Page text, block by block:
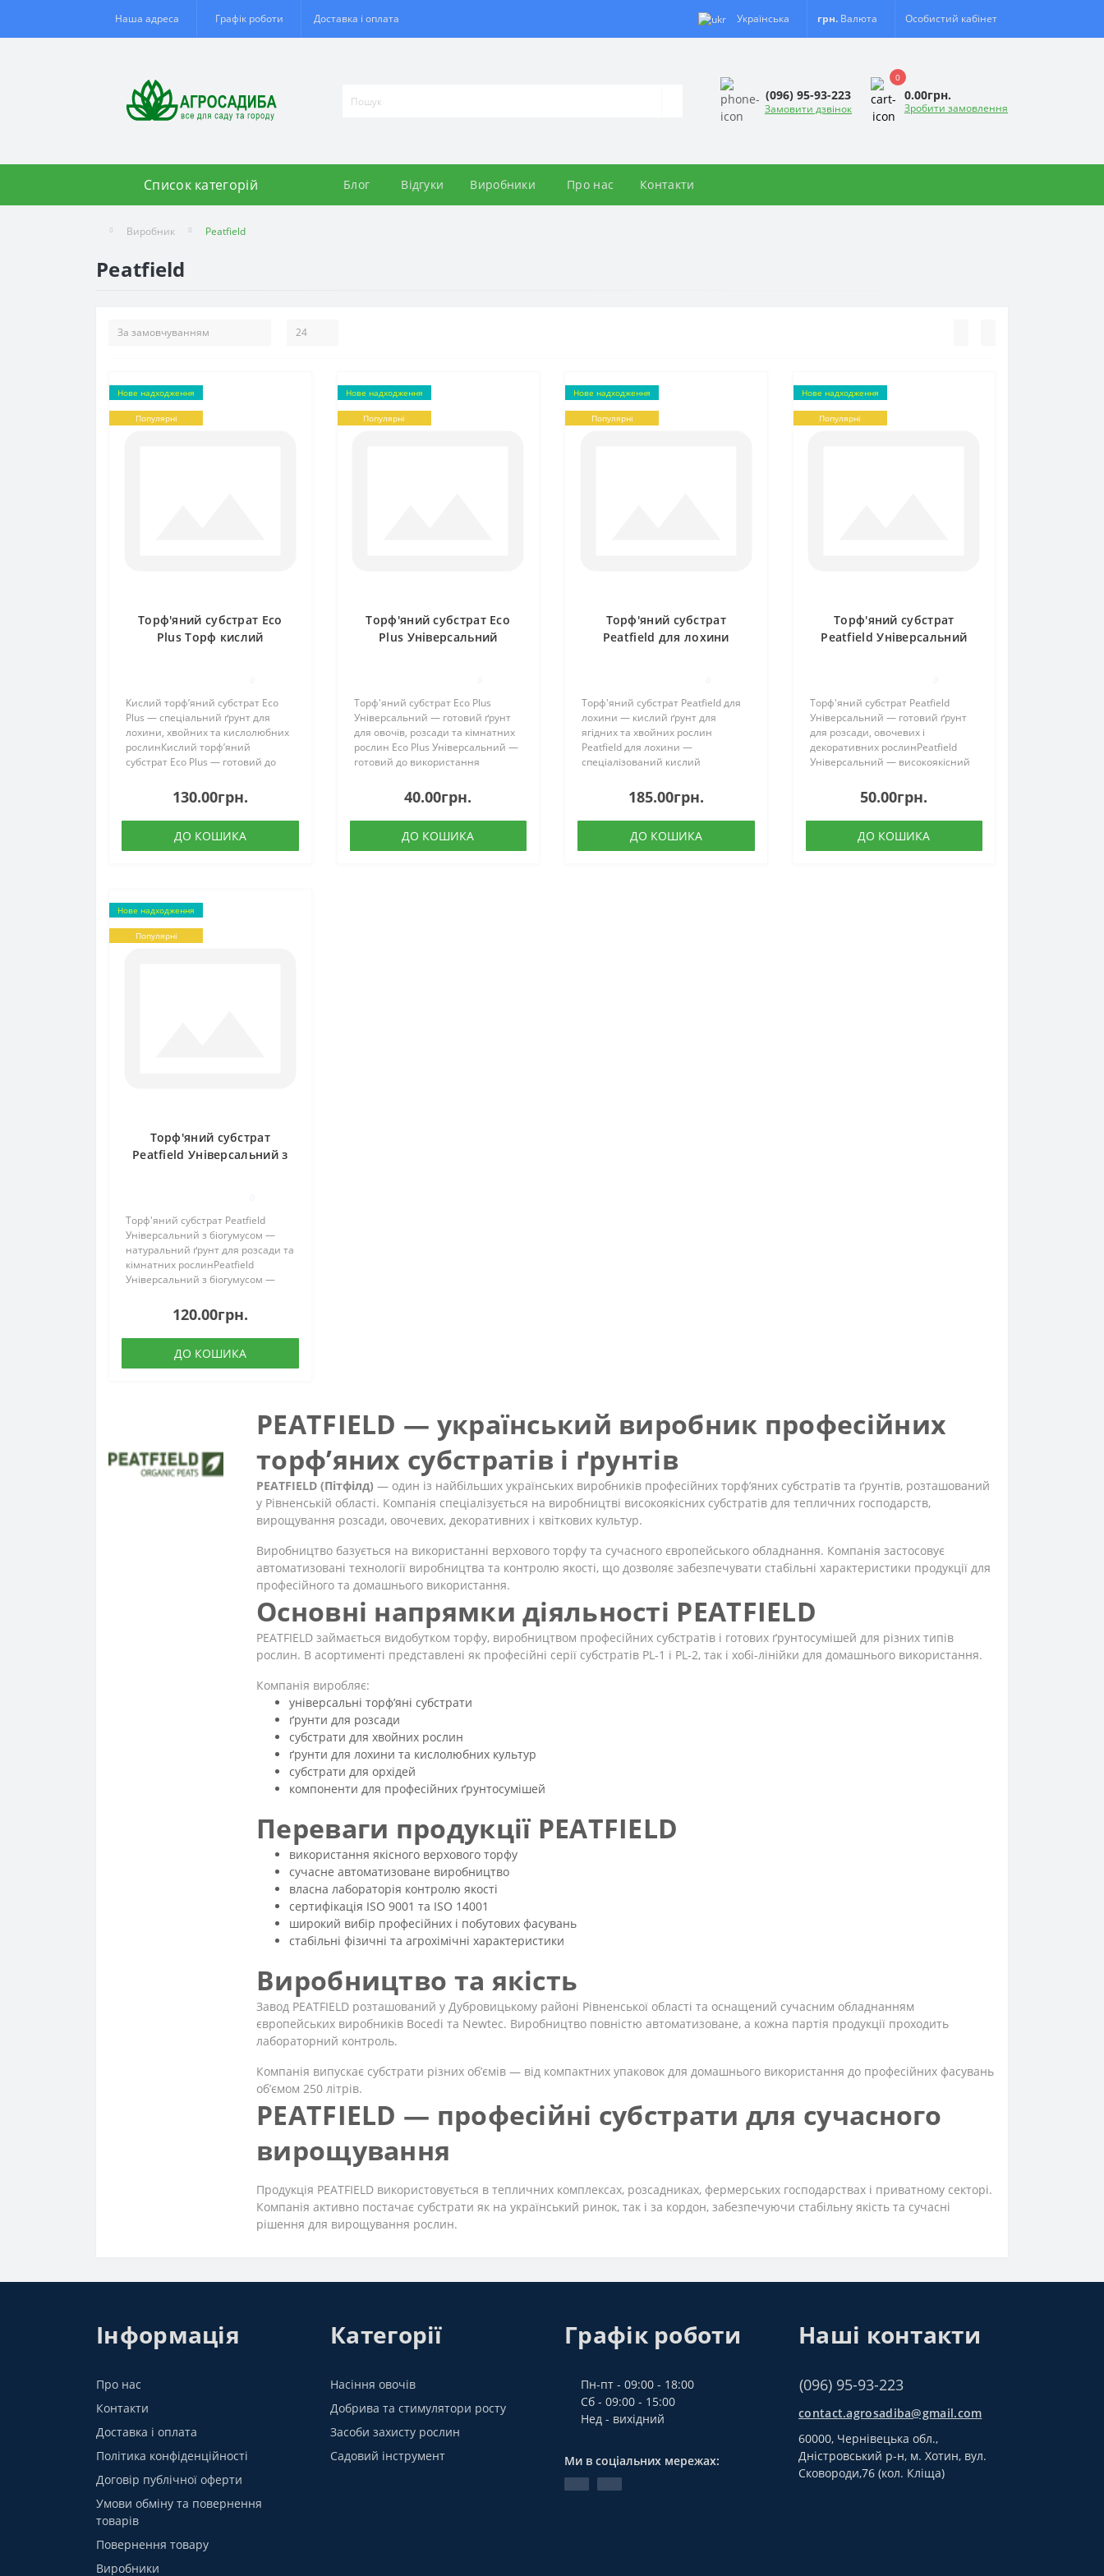
Наша адреса Графік роботи Доставка і оплата Українська грн. Валюта Особистий кабінет
(096) 95-93-223
Замовити дзвінок
0
0.00грн.
Зробити замовлення
Список категорій Блог Відгуки Виробники Про нас Контакти
Виробник Peatfield
Peatfield
Нове надходження
Популярні
Торф'яний субстрат Eco
Plus Торф кислий
Кислий торф’яний субстрат Eco
Plus — спеціальний ґрунт для
лохини, хвойних та кислолюбних
рослинКислий торф’яний
субстрат Eco Plus — готовий до
верхового торфу, спеціально
створений для вирощування
рослин, які потребують ..
130.00грн.
ДО КОШИКА
Нове надходження
Популярні
Торф'яний субстрат Eco
Plus Універсальний
Торф'яний субстрат Eco Plus
Універсальний — готовий ґрунт
для овочів, розсади та кімнатних
рослин Eco Plus Універсальний —
готовий до використання
виробництва, створений для
вирощування овочевих, ягідних,
квіткових ку..
40.00грн.
ДО КОШИКА
Нове надходження
Популярні
Торф'яний субстрат
Peatfield для лохини
Торф'яний субстрат Peatfield для
лохини — кислий ґрунт для
ягідних та хвойних рослин
Peatfield для лохини —
спеціалізований кислий
для вирощування лохини та
інших кислолюбних культур.
Готова суміш містить верховий
185.00грн.
ДО КОШИКА
Нове надходження
Популярні
Торф'яний субстрат
Peatfield Універсальний
Торф'яний субстрат Peatfield
Універсальний — готовий ґрунт
для розсади, овочевих і
декоративних рослинPeatfield
Універсальний — високоякісний
виробництва, призначений для
вирощування кімнатних,
балконних, овочевих та д..
50.00грн.
ДО КОШИКА
Нове надходження
Популярні
Торф'яний субстрат
Peatfield Універсальний з
Торф'яний субстрат Peatfield
Універсальний з біогумусом —
натуральний ґрунт для розсади та
кімнатних рослинPeatfield
Універсальний з біогумусом —
натуральний торф’яний субстрат
на основі верхового торфу та
біогумусу. Суміш при..
120.00грн.
ДО КОШИКА
PEATFIELD — український виробник професійних
торф’яних субстратів і ґрунтів
PEATFIELD (Пітфілд) — один із найбільших українських виробників професійних торф’яних субстратів та ґрунтів, розташований
у Рівненській області. Компанія спеціалізується на виробництві високоякісних субстратів для тепличних господарств,
вирощування розсади, овочевих, декоративних і квіткових культур.
Виробництво базується на використанні верхового торфу та сучасного європейського обладнання. Компанія застосовує
автоматизовані технології виробництва та контролю якості, що дозволяє забезпечувати стабільні характеристики продукції для
професійного та домашнього використання.
Основні напрямки діяльності PEATFIELD
PEATFIELD займається видобутком торфу, виробництвом професійних субстратів і готових ґрунтосумішей для різних типів
рослин. В асортименті представлені як професійні серії субстратів PL-1 і PL-2, так і хобі-лінійки для домашнього використання.
Компанія виробляє:
універсальні торф’яні субстрати
ґрунти для розсади
субстрати для хвойних рослин
ґрунти для лохини та кислолюбних культур
субстрати для орхідей
компоненти для професійних ґрунтосумішей
Переваги продукції PEATFIELD
використання якісного верхового торфу
сучасне автоматизоване виробництво
власна лабораторія контролю якості
сертифікація ISO 9001 та ISO 14001
широкий вибір професійних і побутових фасувань
стабільні фізичні та агрохімічні характеристики
Виробництво та якість
Завод PEATFIELD розташований у Дубровицькому районі Рівненської області та оснащений сучасним обладнанням
європейських виробників Bocedi та Newtec. Виробництво повністю автоматизоване, а кожна партія продукції проходить
лабораторний контроль.
Компанія випускає субстрати різних об’ємів — від компактних упаковок для домашнього використання до професійних фасувань
об’ємом 250 літрів.
PEATFIELD — професійні субстрати для сучасного
вирощування
Продукція PEATFIELD використовується в тепличних комплексах, розсадниках, фермерських господарствах і приватному секторі.
Компанія активно постачає субстрати як на український ринок, так і за кордон, забезпечуючи стабільну якість та сучасні
рішення для вирощування рослин.
Інформація
Про нас
Контакти
Доставка і оплата
Політика конфіденційності
Договір публічної оферти
Умови обміну та повернення
товарів
Повернення товару
Виробники
Категорії
Насіння овочів
Добрива та стимулятори росту
Засоби захисту рослин
Садовий інструмент
Графік роботи
Пн-пт - 09:00 - 18:00
Сб - 09:00 - 15:00
Нед - вихідний
Ми в соціальних мережах:
Наші контакти
(096) 95-93-223
contact.agrosadiba@gmail.com
60000, Чернівецька обл.,
Дністровський р-н, м. Хотин, вул.
Сковороди,76 (кол. Кліща)